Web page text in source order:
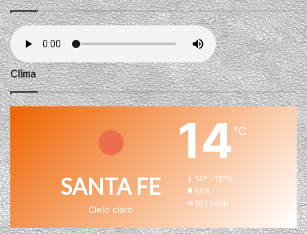
Clima
SANTA FE
Cielo claro
14℃
14º - 15º%
55%
16.1 km/h